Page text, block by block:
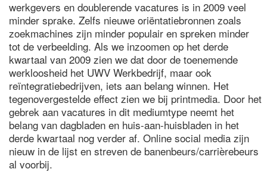
werkgevers en doublerende vacatures is in 2009 veel
minder sprake. Zelfs nieuwe oriëntatiebronnen zoals
zoekmachines zijn minder populair en spreken minder
tot de verbeelding. Als we inzoomen op het derde
kwartaal van 2009 zien we dat door de toenemende
werkloosheid het UWV Werkbedrijf, maar ook
reïntegratiebedrijven, iets aan belang winnen. Het
tegenovergestelde effect zien we bij printmedia. Door het
gebrek aan vacatures in dit mediumtype neemt het
belang van dagbladen en huis-aan-huisbladen in het
derde kwartaal nog verder af. Online social media zijn
nieuw in de lijst en streven de banenbeurs/carrièrebeurs
al voorbij.